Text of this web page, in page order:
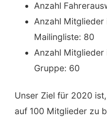
Anzahl
Anzahl Mitglieder
Mailingliste: 80
Anzahl
Gruppe: 60
Unser Ziel für 2020
auf 100 Mitglieder zu